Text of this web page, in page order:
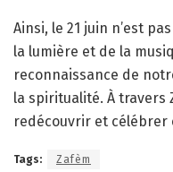
Ainsi, le 21 juin n’est
la lumière et de la
reconnaissance de
la spiritualité. À travers
redécouvrir et célébrer
Tags: Zafèm